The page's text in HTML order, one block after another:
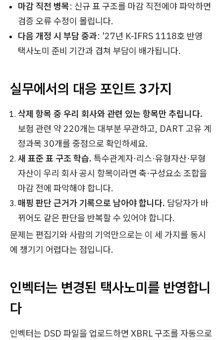
마감 직전 병목: 신규 표 구조를 마감 직전에야 파악하면
검증 오류 수정이 몰립니다.
다음 개정 시 부담 중과: '27년 K-IFRS 1118호 반영
택사노미 준비 기간과 겹쳐 부담이 배가됩니다.
실무에서의 대응 포인트 3가지
삭제 항목 중 우리 회사와 관련 있는 항목만 추립니다.
보험 관련 약 220개는 대부분 무관하고, DART 고유 계
정과목 30개를 중점으로 확인하세요.
새 표준 표 구조 학습. 특수관계자·리스·유형자산·무형
자산이 우리 회사 공시 항목이라면 축·구성요소 조합을
마감 전에 파악해야 합니다.
매핑 판단 근거가 기록으로 남아야 합니다. 담당자가 바
뀌어도 같은 판단을 반복할 수 있어야 합니다.
문제는 편집기와 사람의 기억만으로는 이 세 가지를 동시
에 챙기기 어렵다는 점입니다.
인벡터는 변경된 택사노미를 반영합니
다
인벡터는 DSD 파일을 업로드하면 XBRL 구조를 자동으로